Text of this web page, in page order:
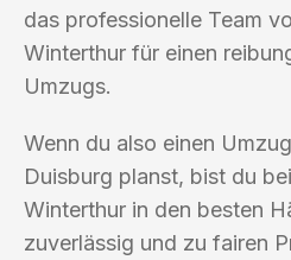
das professionelle Team
Winterthur für einen
Umzugs.
Wenn du also einen
Duisburg planst, bist du
Winterthur in den besten
zuverlässig und zu fairen